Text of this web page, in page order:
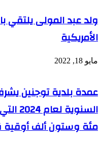
ولد عبد المولى يلتقي
الأمريكية
مايو 18, 2022
عمدة بلدية توجنين
مئة وستون ألف أوقية